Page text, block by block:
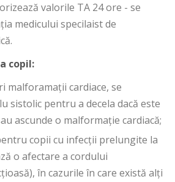
valorile TA 24 ore - se
medicului specilaist de
copil:
malforamații cardiace, se
sistolic pentru a decela dacă este
ascunde o malformație cardiacă;
copii cu infecții prelungite la
o afectare a cordului
în cazurile în care există alți